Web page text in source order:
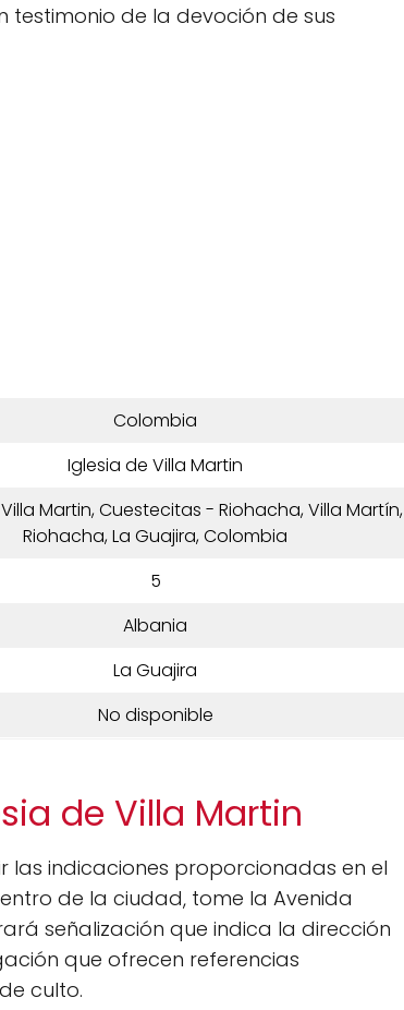
testimonio de la devoción de sus
Colombia
Iglesia de Villa Martin
Martin, Cuestecitas - Riohacha, Villa Martín,
Riohacha, La Guajira, Colombia
5
Albania
La Guajira
No disponible
de Villa Martin
las indicaciones proporcionadas en el
de la ciudad, tome la Avenida
señalización que indica la dirección
que ofrecen referencias
culto.